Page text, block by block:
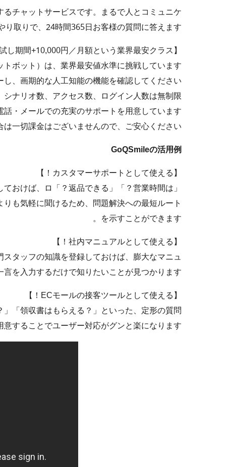
チャットサービスです。まるで人とコミュニケ
取りで、24時間365日お客様の質問に答えます。
【20日間の無料お試し期間+10,000円／月額という業界最安クラス！】
ボット）は、業界最安値水準に挑戦しています。
、画期的な人工知能の機能を確認してください。
ナリオ数、アクセス数、ログイン人数は無制限。
・メールでの充実のサポートを用意しています。
一切課金はございませんので、ご安心ください。
GoQSmileの活用例
【カスタマーサポートとして使える！】
しておけば、ロ
も気軽に聞けるため、問題解決への最短ルート
を示すことができます。
【社内マニュアルとして使える！】
タッフの知識を登録しておけば、膨大なマニュ
入力するだけで知りたいことが見つかります。
【ECモールの接客ツールとして使える！】
「領収書はもらえる？」といった、定形の質問
意することでユーザー対応がグンと楽になります。